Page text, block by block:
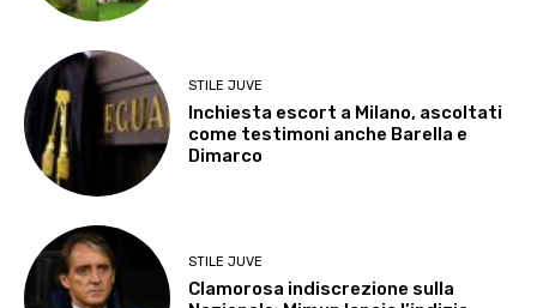
STILE JUVE
Inchiesta escort a Milano, ascoltati
come testimoni anche Barella e
Dimarco
STILE JUVE
Clamorosa indiscrezione sulla